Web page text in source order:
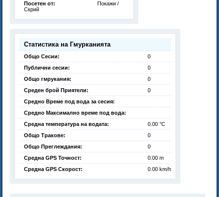
Посетен от:
Покажи /
Скрий
Статистика на Гмурканията
Общо Сесии:
0
Публични сесии:
0
Общо гмрукания:
0
Среден брой Приятели:
0
Средно Време под вода за сесия:
Средно Максимално време под вода:
Средна температура на водата:
0.00 °C
Общо Тракове:
0
Общо Преглеждания:
0
Средна GPS Точност:
0.00 m
Средна GPS Скорост:
0.00 km/h